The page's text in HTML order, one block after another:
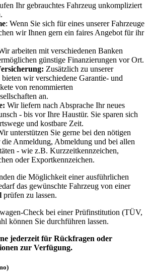
Ihr gebrauchtes Fahrzeug unkompliziert
: Wenn Sie sich für eines unserer Fahrzeuge
wir Ihnen gern ein faires Angebot für ihr
arbeiten mit verschiedenen Banken
günstige Finanzierungen vor Ort.
Zusätzlich zu unserer
wir verschiedene Garantie- und
von renommierten
an.
Wir liefern nach Absprache Ihr neues
- bis vor Ihre Haustür. Sie sparen sich
und kostbare Zeit.
unterstützen Sie gerne bei den nötigen
Anmeldung, Abmeldung und bei allen
- wie z.B. Kurzzeitkennzeichen,
oder Exportkennzeichen.
die Möglichkeit einer ausführlichen
das gewünschte Fahrzeug von einer
prüfen zu lassen.
Check bei einer Prüfinstitution (TÜV,
können Sie durchführen lassen.
jederzeit für Rückfragen oder
zur Verfügung.